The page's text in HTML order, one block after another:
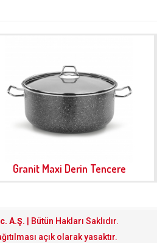
Granit Maxi Derin Tencere
A.Ş. | Bütün Hakları Saklıdır.
açık olarak yasaktır.